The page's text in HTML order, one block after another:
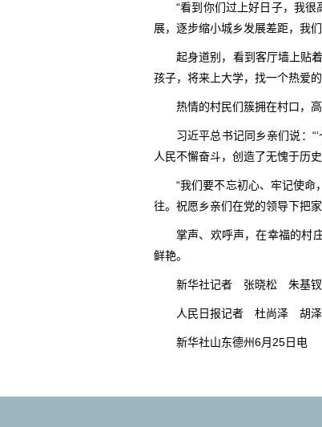
“看到你们过上好日子，我
展，逐步缩小城乡发展差距，我
起身道别，看到客厅墙上贴
孩子，将来上大学，找一个热爱
热情的村民们簇拥在村口，高
习近平总书记同乡亲们说：
人民不懈奋斗，创造了无愧于历
“我们要不忘初心、牢记使
往。祝愿乡亲们在党的领导下把
掌声、欢呼声，在幸福的村
鲜艳。
新华社记者 张晓松 朱基钗
人民日报记者 杜尚泽 胡
新华社山东德州6月25日电